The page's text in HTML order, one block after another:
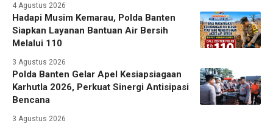
4 Agustus 2026
Hadapi Musim Kemarau, Polda Banten
Siapkan Layanan Bantuan Air Bersih
Melalui 110
3 Agustus 2026
Polda Banten Gelar Apel Kesiapsiagaan
Karhutla 2026, Perkuat Sinergi Antisipasi
Bencana
3 Agustus 2026